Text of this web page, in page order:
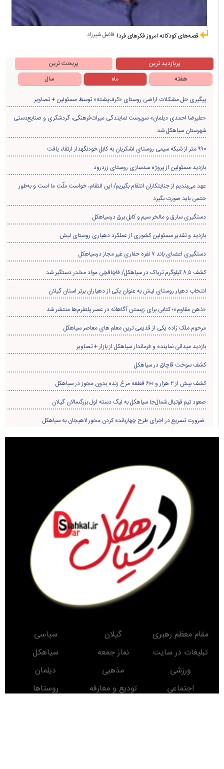
فاضل شیرزاد قصه‌های کودکانه امروز فکرهای فردا
پربازدید ترین
پربحث ترین
هفته
ماه سال
پیگیری حل مشکلات اراضی روستای «کرف‌پشته» توسط مسئولین + تصاویر
«علیرضا احمدی دیلمان» سرپرست نمایندگی میراث‌فرهنگی، گردشگری و صنایع‌دستی
شهرستان سیاهکل شد
۹۹۰ متر از شبکه سیمی روستای لشکریان به کابل خودنگهدار ارتقاء یافت
بازدید مسئولین از پروژه سدسازی روستای زردرود
عهد می‌بندیم از جنایتکاران انتقام بگیریم/ این انتقام، خواست ملّت ما است و به‌طور
حتمی باید صورت بگیرد
دستگیری سارق و مالخر سیم و کابل برق درسیاهکل
بازدید و تقدیر مسئولین کشوری از عملکرد دهیاری روستای لیش
دستگیری اعضای باند ۷ نفره حفاری غير مجاز درسیاهکل
کشف ۸.۵ کیلوگرم تریاک در سیاهکل/ قاچاقچی مواد مخدر دستگیر شد
انتخاب دهیار روستای لیش به عنوان یکی از دهیاران برتر استان گیلان
«ذهن مقاوم»؛ کتابی برای زیستن آگاهانه در عصر پلتفرم‌ها منتشر شد
مرحوم ملک زاده یکی از قدیمی ترین معلم های معاصر سیاهکل
بازدید میدانی نماینده و فرماندار سیاهکل از بازار + تصاویر
کشف سوخت قاچاق در سياهکل
کشف بیش از ۲ هزار و ۶۰۰ قطعه مرغ زنده بدون مجوز در سیاهکل
صعود تیم فوتبال شمال‌جا‌ سیاهکل به لیگ دسته اول بزرگسالان گیلان
ضرورت تسریع در اجرای طرح چهاربانده کردن محور لاهیجان به سیاهکل
مقام معظم رهبری گیلان
سیاسی
تبلیغات در سایت
نماز جمعه
سیاهکل
ورزشی
مذهبی
دیلمان
اجتماعی
تودیع و معارفه
روستاها